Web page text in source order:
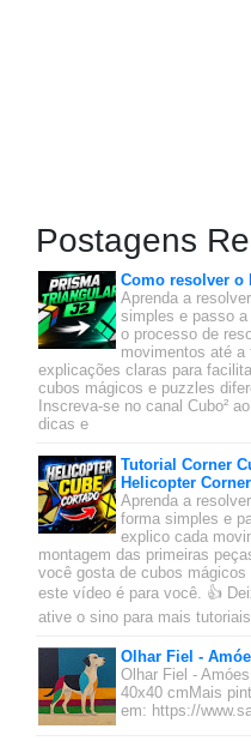
Postagens
Como resolver o
Aprenda a
simples e passo
o processo de
movimentos até a
explicações claras para
cubos mágicos e puzzles
Inscreva-se no canal Cubo²
dicas e
Tutorial Corner
Helicopter
Aprenda a
forma simples e
explico cada
montagem das primeiras
você gosta de cubos mágicos
este vídeo é para você. 👍
ative o sino para mais
Olhar Fiel -
Olhar Fiel -
40x40 cmMais
em: https://